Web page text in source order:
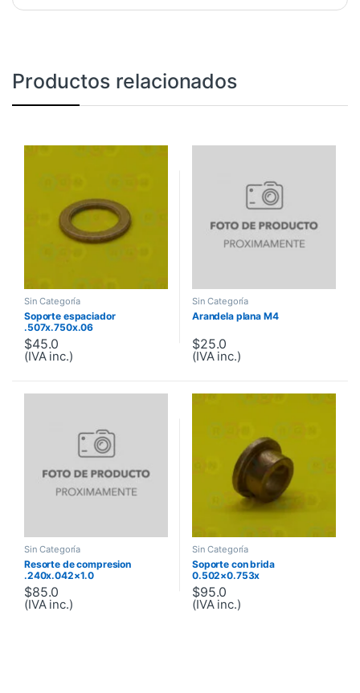
Productos relacionados
Sin Categoría
Soporte espaciador
.507x.750x.06
$45.0
(IVA inc.)
Sin Categoría
Arandela plana M4
$25.0
(IVA inc.)
Sin Categoría
Resorte de compresion
.240x.042×1.0
$85.0
(IVA inc.)
Sin Categoría
Soporte con brida
0.502×0.753x
$95.0
(IVA inc.)